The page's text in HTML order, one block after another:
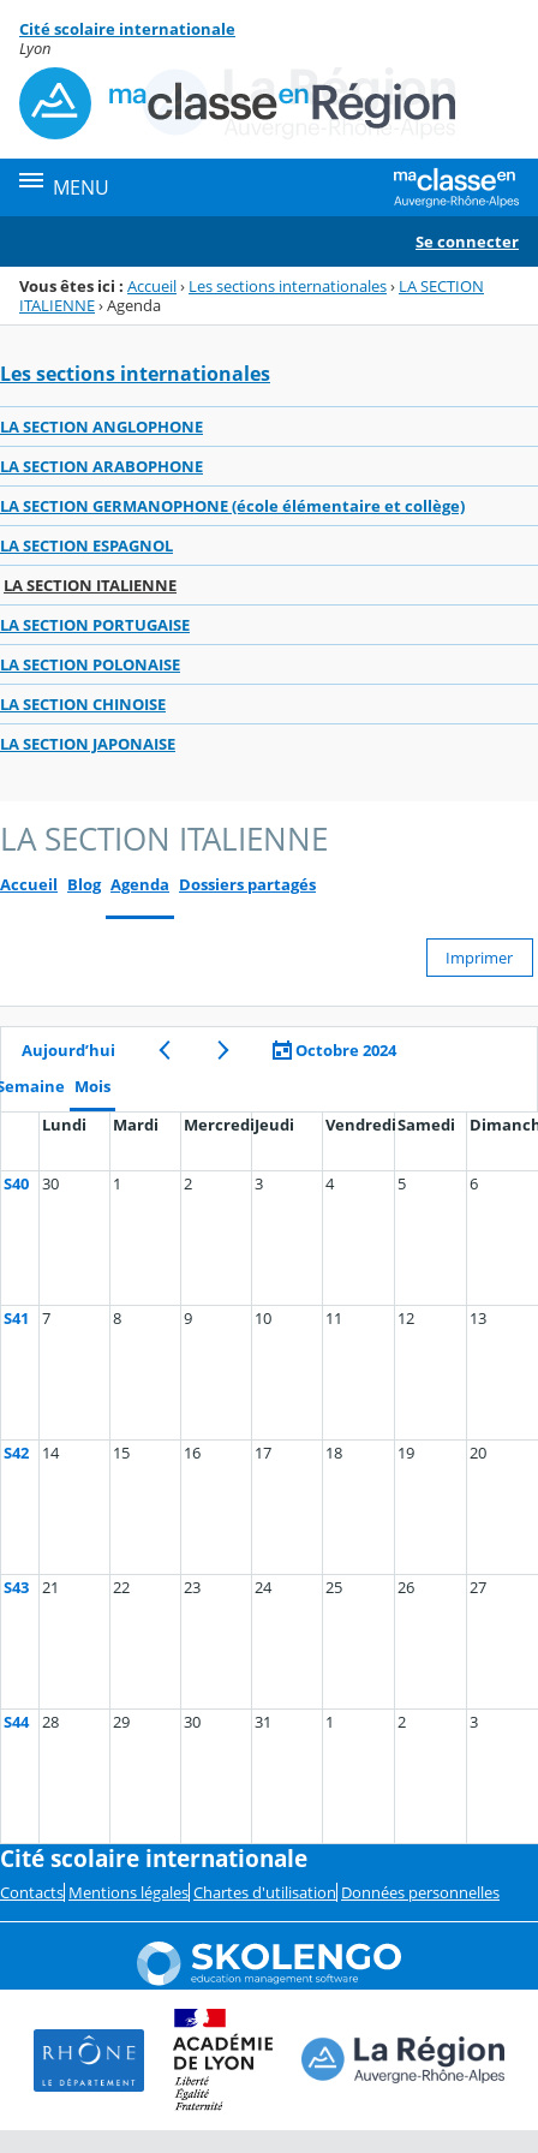
Menu de la rubrique
Contenu
Cité scolaire internationale
Lyon
MENU
Se connecter
Vous êtes ici : Accueil› Les sections internationales› LA SECTION
ITALIENNE›Agenda
Les sections internationales
LA SECTION ANGLOPHONE
LA SECTION ARABOPHONE
LA SECTION GERMANOPHONE (école élémentaire et collège)
LA SECTION ESPAGNOL
LA SECTION ITALIENNE
LA SECTION PORTUGAISE
LA SECTION POLONAISE
LA SECTION CHINOISE
LA SECTION JAPONAISE
LA SECTION ITALIENNE
Accueil Blog Agenda Dossiers partagés
Imprimer
Aujourd’hui
Octobre 2024
Mois
Lundi
Mardi MercrediJeudi VendrediSamedi
S40 30 1 2 3 4 5 6
S41 7 8 9 10 11 12 13
S42 14 15 16 17 18 19 20
S43 21 22 23 24 25 26 27
S44 28 29 30 31 1 2 3
Cité scolaire internationale
Contacts Mentions légales Chartes d'utilisation Données personnelles